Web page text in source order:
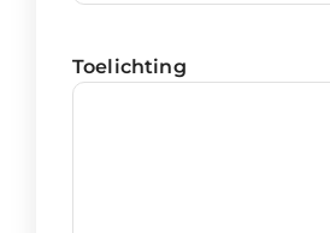
Toelichting